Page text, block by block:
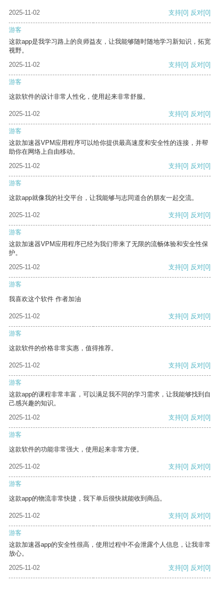
2025-11-02 支持[0] 反对[0]
游客
这款app是我学习路上的良师益友，让我能够随时随地学习新知识，拓宽
视野。
2025-11-02
支持[0] 反对[0]
游客
这款软件的设计非常人性化，使用起来非常舒服。
2025-11-02 支持[0] 反对[0]
游客
这款加速器VPM应用程序可以给你提供最高速度和安全性的连接，并帮
助你在网络上自由移动。
2025-11-02
支持[0] 反对[0]
游客
这款app就像我的社交平台，让我能够与志同道合的朋友一起交流。
2025-11-02 支持[0] 反对[0]
游客
这款加速器VPM应用程序已经为我们带来了无限的流畅体验和安全性保
护。
2025-11-02
支持[0] 反对[0]
游客
我喜欢这个软件 作者加油
2025-11-02 支持[0] 反对[0]
游客
这款软件的价格非常实惠，值得推荐。
2025-11-02 支持[0] 反对[0]
游客
这款app的课程非常丰富，可以满足我不同的学习需求，让我能够找到自
己感兴趣的知识。
2025-11-02
支持[0] 反对[0]
游客
这款软件的功能非常强大，使用起来非常方便。
2025-11-02 支持[0] 反对[0]
游客
这款app的物流非常快捷，我下单后很快就能收到商品。
2025-11-02 支持[0] 反对[0]
游客
这款加速器app的安全性很高，使用过程中不会泄露个人信息，让我非常
放心。
2025-11-02
支持[0] 反对[0]